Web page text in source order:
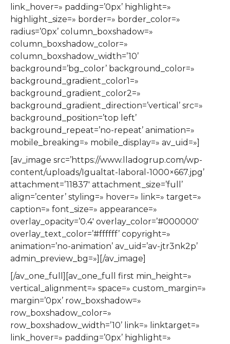
link_hover=» padding=’0px’ highlight=»
highlight_size=» border=» border_color=»
radius=’0px’ column_boxshadow=»
column_boxshadow_color=»
column_boxshadow_width=’10’
background=’bg_color’ background_color=»
background_gradient_color1=»
background_gradient_color2=»
background_gradient_direction=’vertical’ src=»
background_position=’top left’
background_repeat=’no-repeat’ animation=»
mobile_breaking=» mobile_display=» av_uid=»]
[av_image src=’https://www.lladogrup.com/wp-
content/uploads/Igualtat-laboral-1000×667.jpg’
attachment=’11837′ attachment_size=’full’
align=’center’ styling=» hover=» link=» target=»
caption=» font_size=» appearance=»
overlay_opacity=’0.4′ overlay_color=’#000000′
overlay_text_color=’#ffffff’ copyright=»
animation=’no-animation’ av_uid=’av-jtr3nk2p’
admin_preview_bg=»][/av_image]
[/av_one_full][av_one_full first min_height=»
vertical_alignment=» space=» custom_margin=»
margin=’0px’ row_boxshadow=»
row_boxshadow_color=»
row_boxshadow_width=’10’ link=» linktarget=»
link_hover=» padding=’0px’ highlight=»